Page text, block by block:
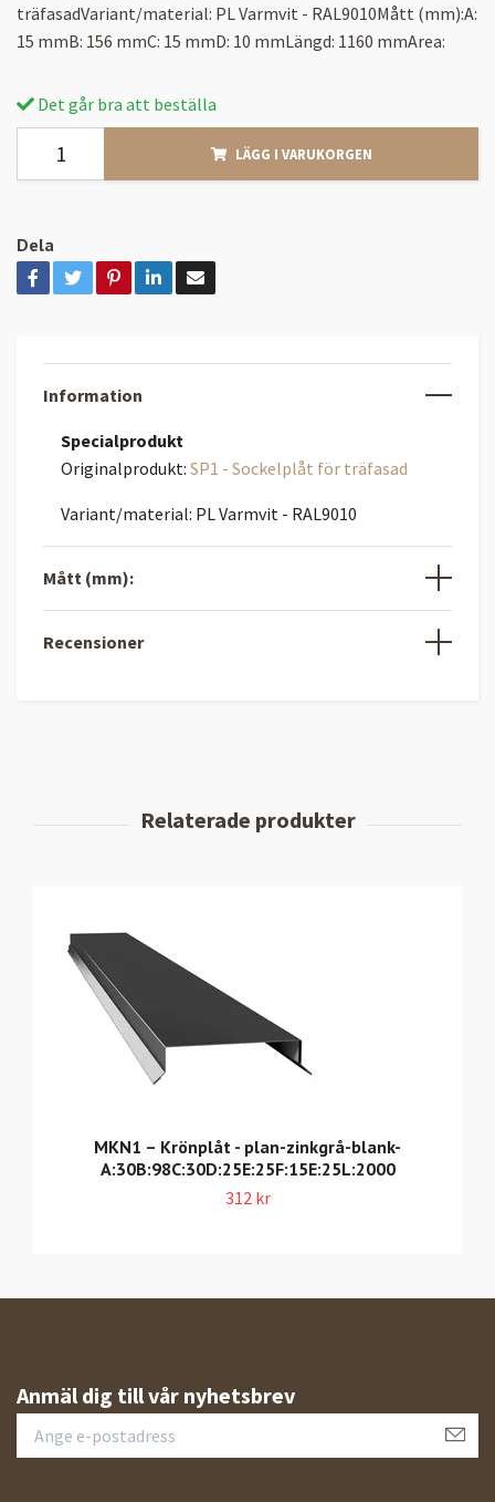
träfasadVariant/material: PL Varmvit - RAL9010Mått (mm):A:
15 mmB: 156 mmC: 15 mmD: 10 mmLängd: 1160 mmArea:
Det går bra att beställa
LÄGG I VARUKORGEN
Dela
Information
Specialprodukt
Originalprodukt: SP1 - Sockelplåt för träfasad
Variant/material: PL Varmvit - RAL9010
Mått (mm):
Recensioner
MKN1 – Krönplåt - plan-zinkgrå-blank-
A:30B:98C:30D:25E:25F:15E:25L:2000
312 kr
Anmäl dig till vår nyhetsbrev